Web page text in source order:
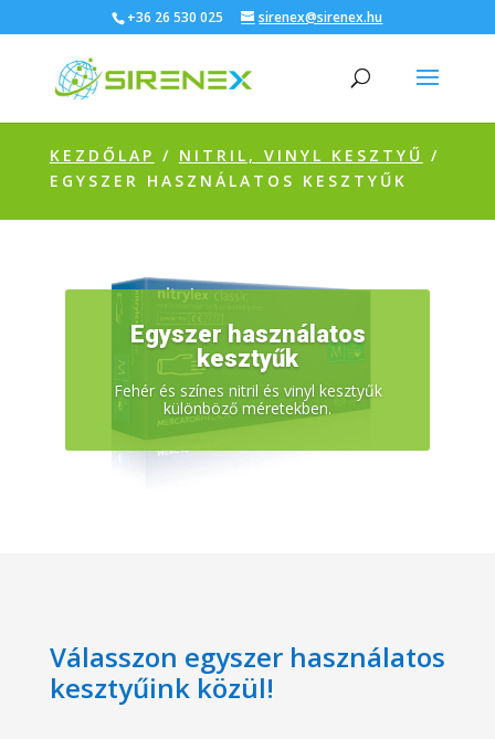
+36 26 530 025 sirenex@sirenex.hu
KEZDŐLAP / NITRIL, VINYL KESZTYŰ /
EGYSZER HASZNÁLATOS KESZTYŰK
Egyszer használatos
kesztyűk
Fehér és színes nitril és vinyl kesztyűk
különböző méretekben.
Válasszon egyszer használatos
kesztyűink közül!